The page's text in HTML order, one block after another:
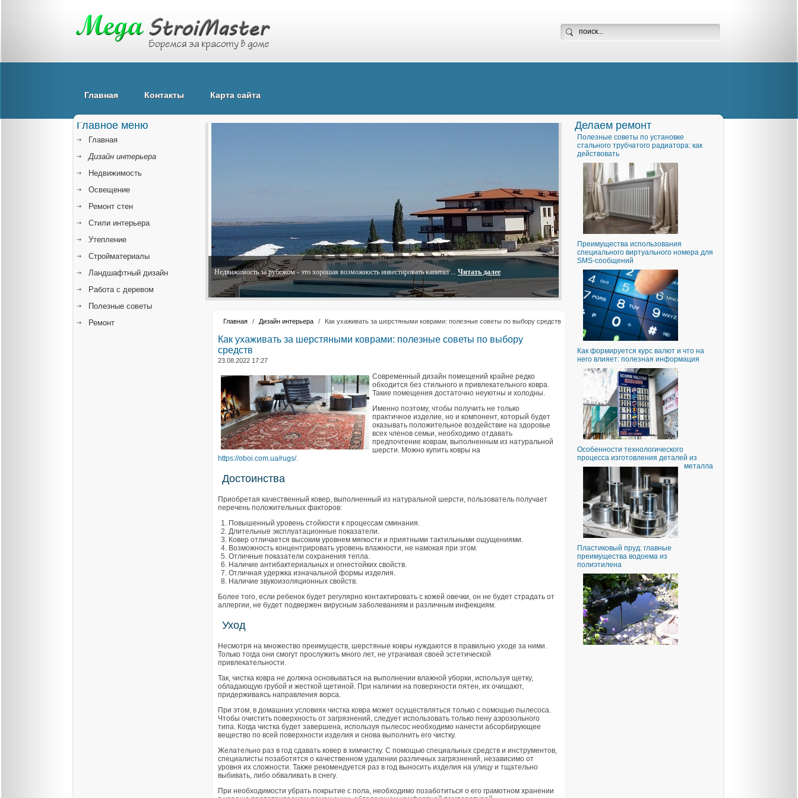
Главная Контакты Карта сайта
Недвижимость за рубежом - это хорошая возможность инвестировать капитал ... Читать далее
Главная / Дизайн интерьера / Как ухаживать за шерстяными коврами: полезные советы по выбору средств
Как ухаживать за шерстяными коврами: полезные советы по выбору
средств
23.08.2022 17:27
Современный дизайн помещений крайне редко
обходится без стильного и привлекательного ковра.
Такие помещения достаточно неуютны и холодны.
Именно поэтому, чтобы получить не только
практичное изделие, но и компонент, который будет
оказывать положительное воздействие на здоровье
всех членов семьи, необходимо отдавать
предпочтение коврам, выполненным из натуральной
шерсти. Можно купить ковры на
https://oboi.com.ua/rugs/.
Достоинства
Приобретая качественный ковер, выполненный из натуральной шерсти, пользователь получает
перечень положительных факторов:
Повышенный уровень стойкости к процессам сминания.
Длительные эксплуатационные показатели.
Ковер отличается высоким уровнем мягкости и приятными тактильными ощущениями.
Возможность концентрировать уровень влажности, не намокая при этом.
Отличные показатели сохранения тепла.
Наличие антибактериальных и огнестойких свойств.
Отличная удержка изначальной формы изделия.
Наличие звукоизоляционных свойств.
Более того, если ребенок будет регулярно контактировать с кожей овечки, он не будет страдать от
аллергии, не будет подвержен вирусным заболеваниям и различным инфекциям.
Уход
Несмотря на множество преимуществ, шерстяные ковры нуждаются в правильно уходе за ними.
Только тогда они смогут прослужить много лет, не утрачивая своей эстетической
привлекательности.
Так, чистка ковра не должна основываться на выполнении влажной уборки, используя щетку,
обладающую грубой и жесткой щетиной. При наличии на поверхности пятен, их очищают,
придерживаясь направления ворса.
При этом, в домашних условиях чистка ковра может осуществляться только с помощью пылесоса.
Чтобы очистить поверхность от загрязнений, следует использовать только пену аэрозольного
типа. Когда чистка будет завершена, используя пылесос необходимо нанести абсорбирующее
вещество по всей поверхности изделия и снова выполнить его чистку.
Желательно раз в год сдавать ковер в химчистку. С помощью специальных средств и инструментов,
специалисты позаботятся о качественном удалении различных загрязнений, независимо от
уровня их сложности. Также рекомендуется раз в год выносить изделия на улицу и тщательно
выбивать, либо обваливать в снегу.
При необходимости убрать покрытие с пола, необходимо позаботиться о его грамотном хранении
Главное меню
Главная
Дизайн интерьера
Недвижимость
Освещение
Ремонт стен
Стили интерьера
Утепление
Стройматериалы
Ландшафтный дизайн
Работа с деревом
Полезные советы
Ремонт
Делаем ремонт
Полезные советы по установке
стального трубчатого радиатора: как
действовать
Преимущества использования
специального виртуального номера для
SMS-сообщений
Как формируется курс валют и что на
него влияет: полезная информация
Особенности технологического
процесса изготовления деталей из
металла
Пластиковый пруд: главные
преимущества водоема из
полиэтилена